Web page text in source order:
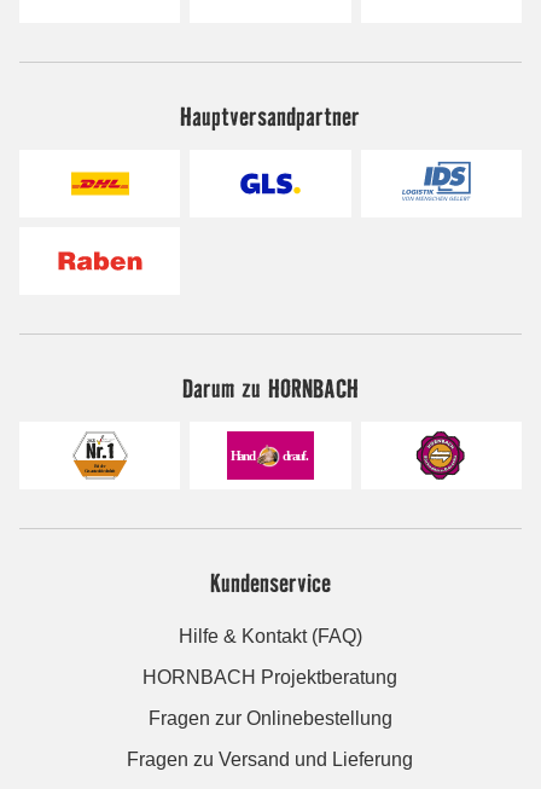
Hauptversandpartner
Darum zu HORNBACH
Kundenservice
Hilfe & Kontakt (FAQ)
HORNBACH Projektberatung
Fragen zur Onlinebestellung
Fragen zu Versand und Lieferung